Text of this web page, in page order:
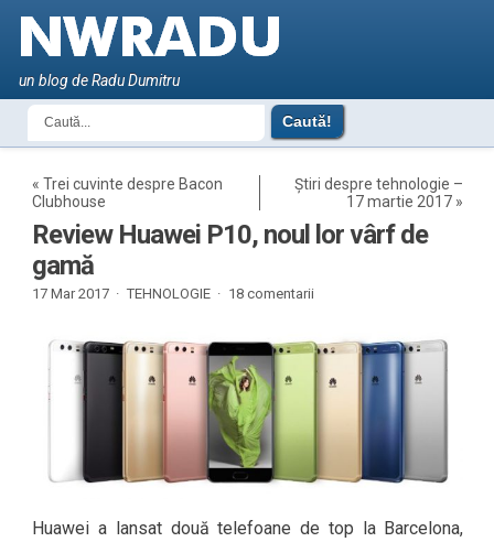
un blog de Radu Dumitru
«Trei cuvinte despre Bacon
Clubhouse
Știri despre tehnologie –
17 martie 2017 »
Review Huawei P10, noul lor vârf de
gamă
17 Mar 2017 · TEHNOLOGIE · 18 comentarii
Huawei a lansat două telefoane de top la Barcelona,